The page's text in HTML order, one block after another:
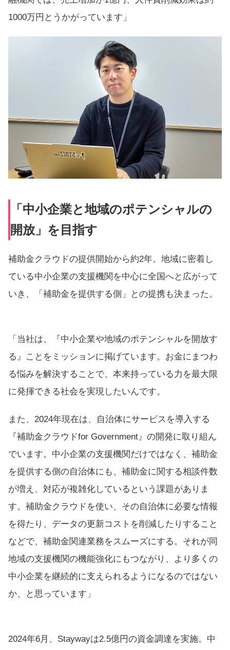
1000万円とうかがっています」
「中小企業と地域のポテンシャルの
開放」を目指す
補助金クラウドの提供開始から約2年。地域に密着し
ている中小企業の支援機関を中心に全国へと広がって
いき、「補助金を提供する側」との提携も決まった。
「当社は、『中小企業や地域のポテンシャルを開放す
る』ことをミッションに掲げています。お金にまつわ
る悩みを解決することで、本来持っている力を最大限
に発揮できる社会を実現したいんです。
また、2024年現在は、自治体にサービスを導入する
『補助金クラウドfor Government』の開発に取り組ん
でいます。中小企業の支援機関だけではなく、補助金
を提供する側の自治体にも、補助金に関する相談件数
が増え、対応が複雑化しているという課題がありま
す。補助金クラウドを使い、その自治体に必要な情報
を得たり、データの更新コストを削減したりすること
などで、補助金関連業務をスムーズにする。それが同
地域の支援機関の機能強化にもつながり、より多くの
中小企業を継続的に支えられるようになるのではない
か、と思っています」
2024年6月、Staywayは2.5億円の資金調達を実施。中